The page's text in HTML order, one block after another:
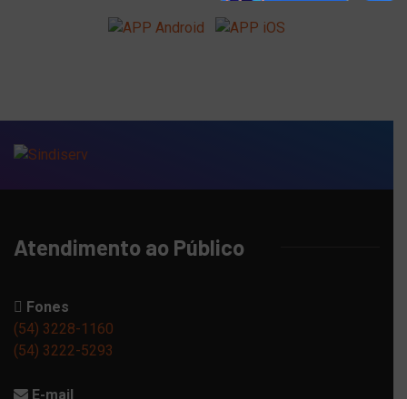
Atendimento ao Público
Fones
(54) 3228-1160
(54) 3222-5293
E-mail